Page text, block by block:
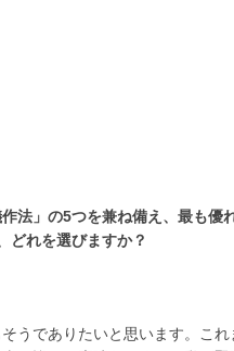
法」の5つを兼ね備え、最も優
どれを選びますか？
うでありたいと思います。これ